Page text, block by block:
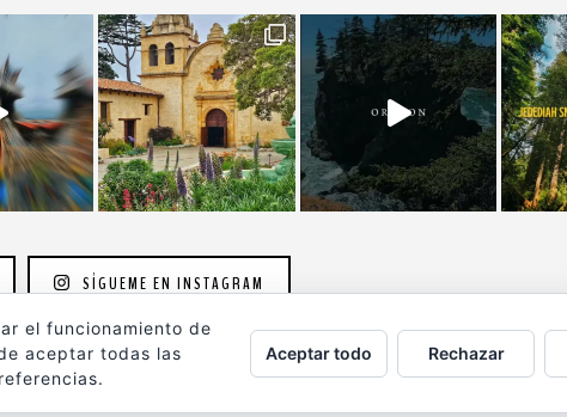
SÍGUEME EN INSTAGRAM
de su autor y están protegidos por © Copyright
el funcionamiento de
aceptar todas las
Aceptar todo Rechazar